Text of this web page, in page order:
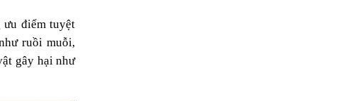
điểm tuyệt
ruồi muỗi,
gây hại như